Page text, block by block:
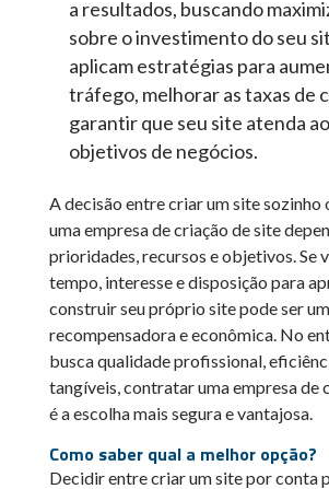
a resultados, buscando
sobre o investimento do seu
aplicam estratégias para
tráfego, melhorar as taxas de
garantir que seu site atenda
objetivos de negócios.
A decisão entre criar um site sozinho
uma empresa de criação de site
prioridades, recursos e objetivos. Se
tempo, interesse e disposição para
construir seu próprio site pode ser
recompensadora e econômica. No
busca qualidade profissional,
tangíveis, contratar uma empresa de
é a escolha mais segura e vantajosa.
Como saber qual a melhor opção?
Decidir entre criar um site por conta